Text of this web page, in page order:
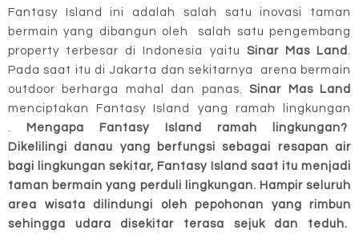
Fantasy Island ini adalah salah satu inovasi taman
bermain yang dibangun oleh salah satu pengembang
property terbesar di Indonesia yaitu Sinar Mas Land.
Pada saat itu di Jakarta dan sekitarnya arena bermain
outdoor berharga mahal dan panas.Sinar Mas Land
menciptakan Fantasy Island yang ramah lingkungan
.
Mengapa Fantasy Island ramah lingkungan?
Dikelilingi danau yang berfungsi sebagai resapan air
bagi lingkungan sekitar, Fantasy Island saat itu menjadi
taman bermain yang perduli lingkungan. Hampir seluruh
area wisata dilindungi oleh pepohonan yang rimbun
sehingga udara disekitar terasa sejuk dan teduh.